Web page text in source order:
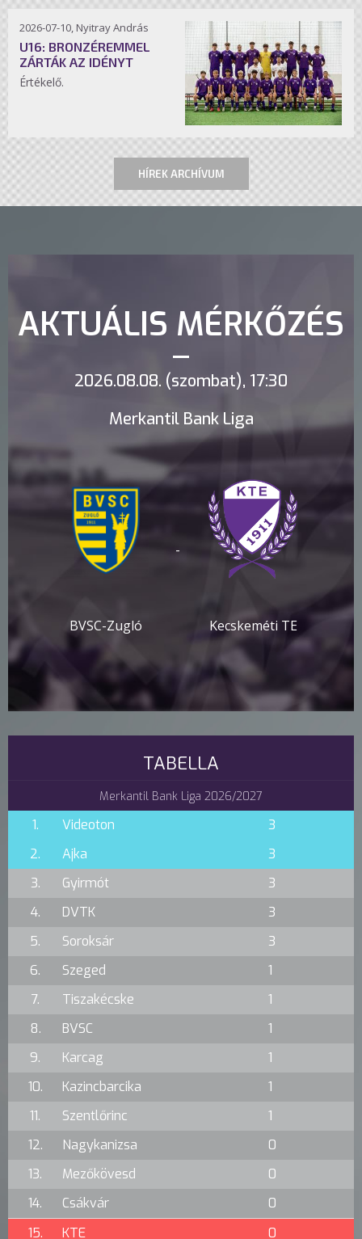
2026-07-10, Nyitray András
U16: BRONZÉREMMEL
ZÁRTÁK AZ IDÉNYT
Értékelő.
HÍREK ARCHÍVUM
AKTUÁLIS MÉRKŐZÉS
2026.08.08. (szombat), 17:30
Merkantil Bank Liga
BVSC-Zugló
-
Kecskeméti TE
TABELLA
Merkantil Bank Liga 2026/2027
1. Videoton
3
2.
Ajka
3
3.
Gyirmót
3
4.
DVTK
3
5.
Soroksár
3
6.
Szeged
1
7.
Tiszakécske
1
8.
BVSC
1
9.
Karcag
1
10.
Kazincbarcika
1
11.
Szentlőrinc
1
12.
Nagykanizsa
0
13.
Mezőkövesd
0
14.
Csákvár
0
15.
KTE
0